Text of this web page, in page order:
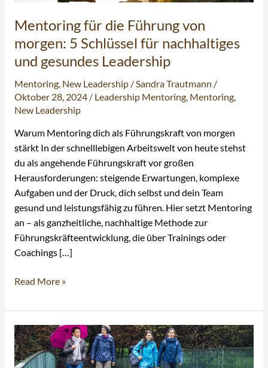
Mentoring für die Führung von
morgen: 5 Schlüssel für nachhaltiges
und gesundes Leadership
Mentoring, New Leadership/Sandra Trautmann /
Oktober 28, 2024 / Leadership Mentoring, Mentoring,
New Leadership
Warum Mentoring dich als Führungskraft von morgen
stärkt In der schnelllebigen Arbeitswelt von heute stehst
du als angehende Führungskraft vor großen
Herausforderungen: steigende Erwartungen, komplexe
Aufgaben und der Druck, dich selbst und dein Team
gesund und leistungsfähig zu führen. Hier setzt Mentoring
an – als ganzheitliche, nachhaltige Methode zur
Führungskräfteentwicklung, die über Trainings oder
Coachings […]
5
nachhaltiges
und
gesundes
Leadership
Read More »
Bewegung
als
Schlüssel